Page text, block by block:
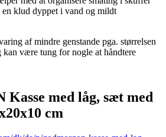
en klud dyppet i vand og mildt
af mindre genstande pga. størrelsen
være tung for nogle at håndtere
Kasse med låg, sæt med
cm